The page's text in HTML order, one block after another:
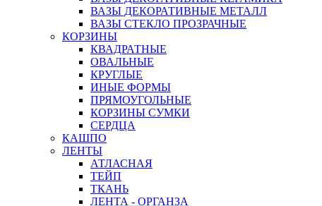
ВАЗЫ ДЕКОРАТИВНЫЕ МЕТАЛЛ
ВАЗЫ СТЕКЛО ПРОЗРАЧНЫЕ
КОРЗИНЫ
КВАДРАТНЫЕ
ОВАЛЬНЫЕ
КРУГЛЫЕ
ИНЫЕ ФОРМЫ
ПРЯМОУГОЛЬНЫЕ
КОРЗИНЫ СУМКИ
СЕРДЦА
КАШПО
ЛЕНТЫ
АТЛАСНАЯ
ТЕЙП
ТКАНЬ
ЛЕНТА - ОРГАНЗА